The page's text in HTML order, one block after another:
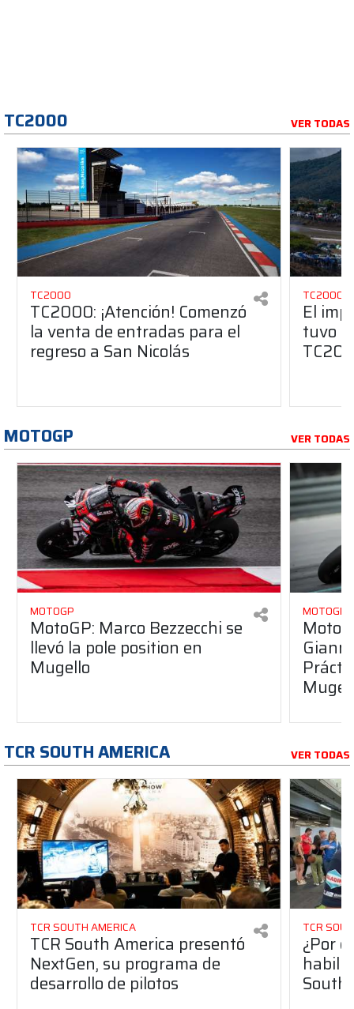
TC2000 VER TODAS
TC2000
TC2000: ¡Atención! Comenzó
la venta de entradas para el
regreso a San Nicolás
TC2000
El
tuvo
MOTOGP VER TODAS
MOTOGP
MotoGP: Marco Bezzecchi se
llevó la pole position en
Mugello
MOTOGP
TCR SOUTH AMERICA VER TODAS
TCR SOUTH AMERICA
TCR South America presentó
NextGen, su programa de
desarrollo de pilotos
TCR
¿Por
South